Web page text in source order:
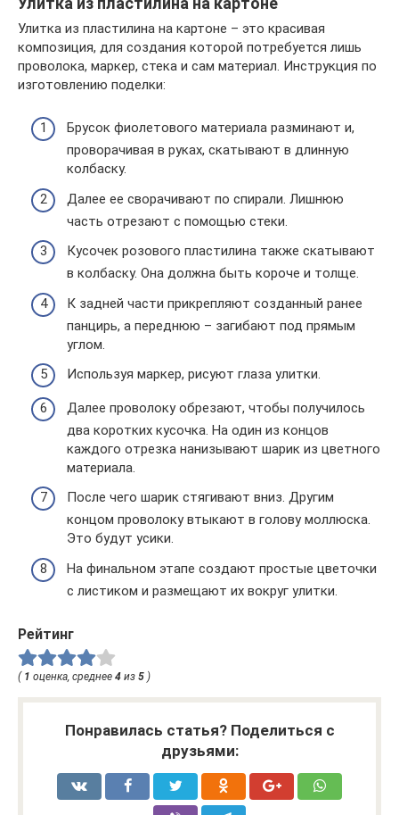
Улитка из пластилина на картоне – это красивая
композиция, для создания которой потребуется лишь
проволока, маркер, стека и сам материал. Инструкция по
изготовлению поделки:
Брусок фиолетового материала разминают и,
проворачивая в руках, скатывают в длинную
колбаску.
Далее ее сворачивают по спирали. Лишнюю
часть отрезают с помощью стеки.
Кусочек розового пластилина также скатывают
в колбаску. Она должна быть короче и толще.
К задней части прикрепляют созданный ранее
панцирь, а переднюю – загибают под прямым
углом.
Используя маркер, рисуют глаза улитки.
Далее проволоку обрезают, чтобы получилось
два коротких кусочка. На один из концов
каждого отрезка нанизывают шарик из цветного
материала.
После чего шарик стягивают вниз. Другим
концом проволоку втыкают в голову моллюска.
Это будут усики.
На финальном этапе создают простые цветочки
с листиком и размещают их вокруг улитки.
Рейтинг
( 1 оценка, среднее 4 из 5 )
Понравилась статья? Поделиться с
друзьями: